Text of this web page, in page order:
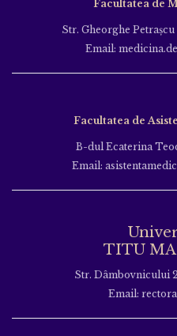
Facultatea de
Str. Gheorghe Petraşcu
Email:
Facultatea de
B-dul Ecaterina
Email:
TITU
Str. Dâmbovnicului
Email: